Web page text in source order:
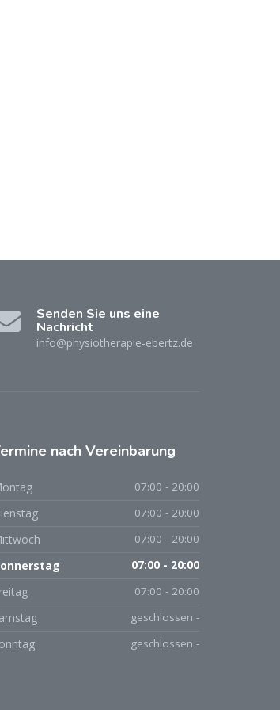
Senden Sie uns eine
Nachricht
info@physiotherapie-ebertz.de
nach Vereinbarung
07:00 - 20:00
07:00 - 20:00
07:00 - 20:00
07:00 - 20:00
07:00 - 20:00
geschlossen -
geschlossen -